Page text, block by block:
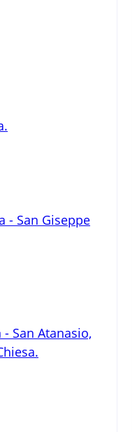
- San Giseppe
San Atanasio,